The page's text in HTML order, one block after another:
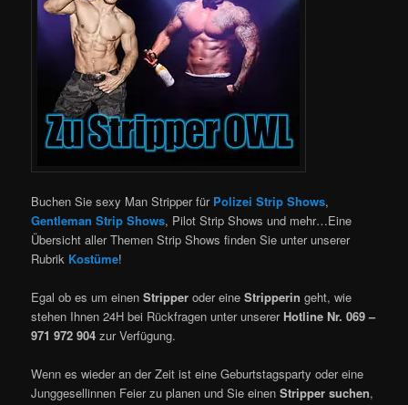
Buchen Sie sexy Man Stripper für Polizei Strip Shows,
Gentleman Strip Shows, Pilot Strip Shows und mehr…Eine
Übersicht aller Themen Strip Shows finden Sie unter unserer
Rubrik Kostüme!
Egal ob es um einenStripper oder eineStripperin geht, wie
stehen Ihnen 24H bei Rückfragen unter unserer Hotline Nr. 069 –
971 972 904 zur Verfügung.
Wenn es wieder an der Zeit ist eine Geburtstagsparty oder eine
Junggesellinnen Feier zu planen und Sie einenStripper suchen,